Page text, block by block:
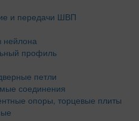
и передачи ШВП
нейлона
профиль
петли
соединения
опоры, торцевые плиты